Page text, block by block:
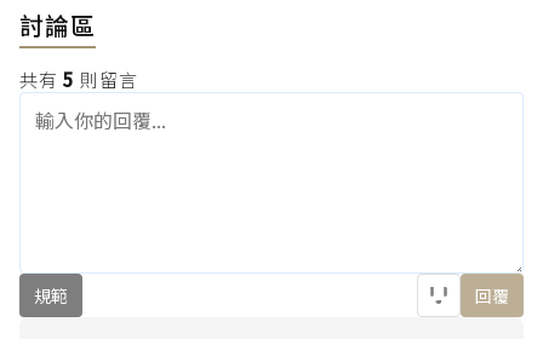
討論區
共有 5 則留言
規範 回覆